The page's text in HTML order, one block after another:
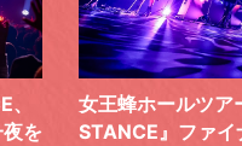
を
女王蜂ホールツ
STANCE』ファイ